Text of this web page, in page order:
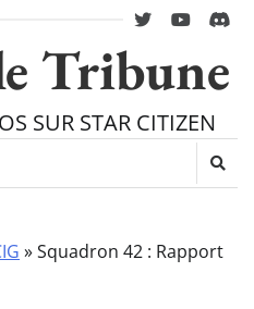
twitteryoutube
Tribune
SUR STAR CITIZEN
»Squadron 42 : Rapport